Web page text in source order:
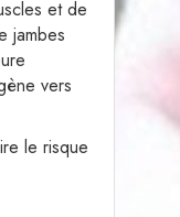
et de
jambes
vers
le risque